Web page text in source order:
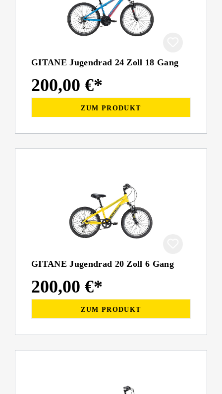
GITANE Jugendrad 24 Zoll 18 Gang
200,00 €*
ZUM PRODUKT
GITANE Jugendrad 20 Zoll 6 Gang
200,00 €*
ZUM PRODUKT